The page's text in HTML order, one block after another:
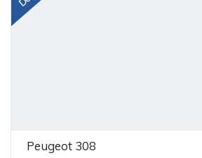
Peugeot 308